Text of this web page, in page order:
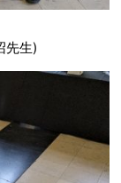
先生)